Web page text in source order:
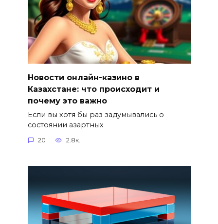
Новости онлайн-казино в
Казахстане: что происходит и
почему это важно
Если вы хотя бы раз задумывались о
состоянии азартных
20 2.8к.